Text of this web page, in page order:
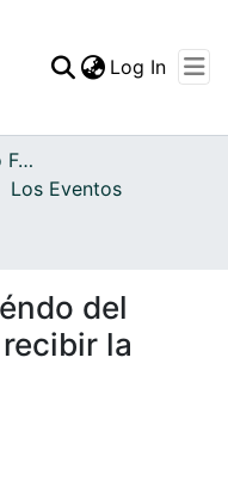
Statistics
Log In
Archivo del Patrimonio Fotográfico y Fílmico del Valle del Cauca
Los Eventos
del
la